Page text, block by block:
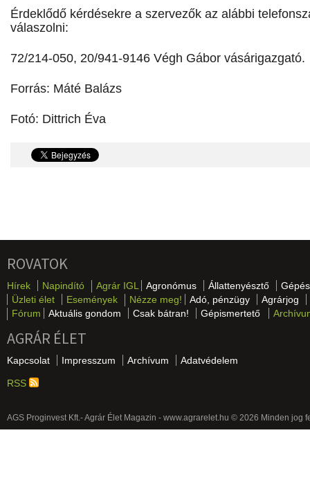
Érdeklődő kérdésekre a szervezők az alábbi
válaszolni:
72/214-050, 20/941-9146 Végh Gábor vásárigazgató.
Forrás: Máté Balázs
Fotó: Dittrich Éva
ROVATOK
Hírek Napindító Agrár IGL Agronómus Állattenyésztő
Üzleti élet
Események Nézze meg! Adó, pénzügy
Agrárjog
Fórum
Aktuális gondom Csak bátran! Gépismertető
AGRÁR ÉLET
Kapcsolat Impresszum Archívum Adatvédelem
RSS
AGS Proginvest Kft.- Agrár Élet Magazin - www.agrarelet.hu © 2026 Minden jog